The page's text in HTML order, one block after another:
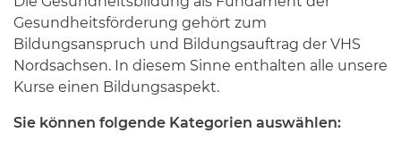
Gesundheitsförderung gehört zum
Bildungsanspruch und Bildungsauftrag der VHS
Nordsachsen. In diesem Sinne enthalten alle unsere
Kurse einen Bildungsaspekt.
Sie können folgende Kategorien auswählen: